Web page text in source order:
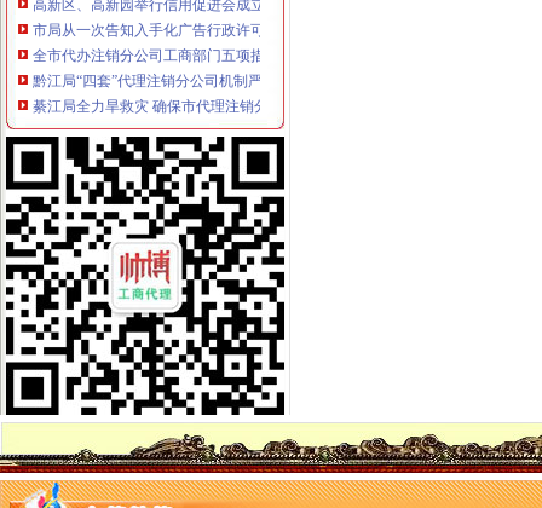
市局从一次告知入手化广告行政许可的重庆注销分公司规范和服务
全市代办注销分公司工商部门五项措施力保旱期市场稳定
黔江局“四套”代理注销分公司机制严把执法质量关
綦江局全力旱救灾 确保市代理注销分公司场供应
单衍华副局重庆注销税务长到北碚局基层所进行问
云局五措并举化成品油市分公司营业执照注销场监管
涪陵局协调大型超市零利润保市民旱期“菜篮子”代理注销分公司需求
南岸区分局开展执法培训力推进“转型”重庆分公司注销工作
郭翔副局分公司营业执照注销长到渝北局调研
荣昌局重庆注销税务采取四项措施全力支持当地旱工作
城口局构筑“四道防线”分公司营业执照注销力保夏季食品安全
石柱局“三落实”代办注销分公司化办公室政务服务工作
高新园“守重”重庆注销税务企业评选呈现四大点
秀山局积推动县城水果批发市代办注销分公司场建设
陈文渝副局重庆注销分公司长到重庆铠恩国际家居名都调研
市局发布红盾示信息：代办注销分公司2006年二季度啤酒质量监测合格率89.6%
江苏省连云港市工商局到大足县工商局学习交流“光行政”重庆注销分公司工作
黔江局与厦门市重庆注销分公司思明区局结成友好合作局
我市代办注销分公司已成立企业信用团体45家 会员近4000户
合川局重庆注销税务三项措施扶持和规范低保人员就业再就业